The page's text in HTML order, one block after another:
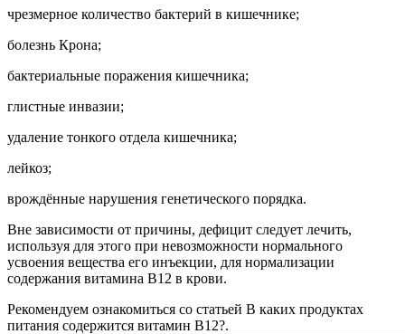
чрезмерное количество бактерий в кишечнике;
болезнь Крона;
бактериальные поражения кишечника;
глистные инвазии;
удаление тонкого отдела кишечника;
лейкоз;
врождённые нарушения генетического порядка.
Вне зависимости от причины, дефицит следует лечить,
используя для этого при невозможности нормального
усвоения вещества его инъекции, для нормализации
содержания витамина В12 в крови.
Рекомендуем ознакомиться со статьей В каких продуктах
питания содержится витамин В12?.